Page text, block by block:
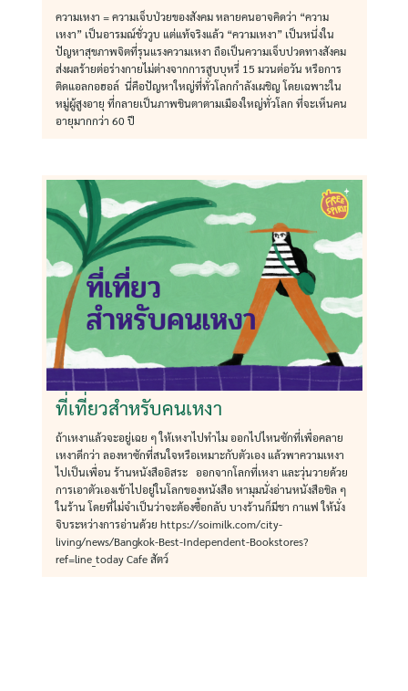
ความเหงา = ความเจ็บป่วยของสังคม หลายคนอาจคิดว่า “ความ
เหงา” เป็นอารมณ์ชั่ววูบ แต่แท้จริงแล้ว “ความเหงา” เป็นหนึ่งใน
ปัญหาสุขภาพจิตที่รุนแรงความเหงา ถือเป็นความเจ็บปวดทางสังคม
ส่งผลร้ายต่อร่างกายไม่ต่างจากการสูบบุหรี่ 15 มวนต่อวัน หรือการ
ติดแอลกอฮอล์ นี่คือปัญหาใหญ่ที่ทั่วโลกกำลังเผชิญ โดยเฉพาะใน
หมู่ผู้สูงอายุ ที่กลายเป็นภาพชินตาตามเมืองใหญ่ทั่วโลก ที่จะเห็นคน
อายุมากกว่า 60 ปี
ที่เที่ยวสำหรับคนเหงา
ถ้าเหงาแล้วจะอยู่เฉย ๆ ให้เหงาไปทำไม ออกไปไหนซักที่เพื่อคลาย
เหงาดีกว่า ลองหาซักที่สนใจหรือเหมาะกับตัวเอง แล้วพาความเหงา
ไปเป็นเพื่อน ร้านหนังสืออิสระ ออกจากโลกที่เหงา และวุ่นวายด้วย
การเอาตัวเองเข้าไปอยู่ในโลกของหนังสือ หามุมนั่งอ่านหนังสือชิล ๆ
ในร้าน โดยที่ไม่จำเป็นว่าจะต้องซื้อกลับ บางร้านก็มีชา กาแฟ ให้นั่ง
จิบระหว่างการอ่านด้วย https://soimilk.com/city-
living/news/Bangkok-Best-Independent-Bookstores?
ref=line_today Cafe สัตว์